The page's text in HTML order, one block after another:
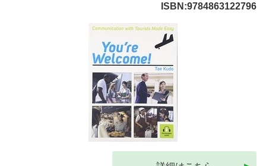
ISBN:9784863122796